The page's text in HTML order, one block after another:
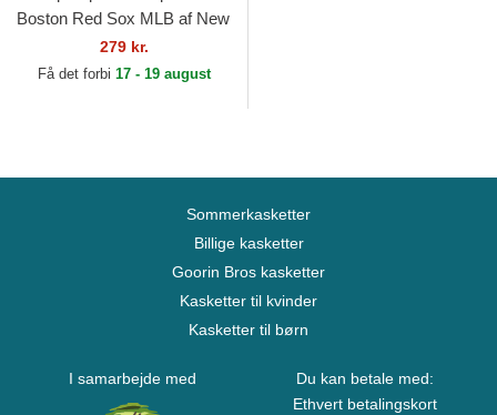
Boston Red Sox MLB af New
279 kr.
Få det forbi 17 - 19 august
Sommerkasketter
Billige kasketter
Goorin Bros kasketter
Kasketter til kvinder
Kasketter til børn
I samarbejde med
Du kan betale med:
Ethvert betalingskort